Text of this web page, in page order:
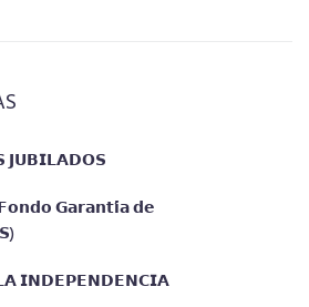
𝗚𝗮𝗿𝗮𝗻𝘁𝗶́𝗮 𝗱𝗲
𝗜𝗡𝗗𝗘𝗣𝗘𝗡𝗗𝗘𝗡𝗖𝗜𝗔